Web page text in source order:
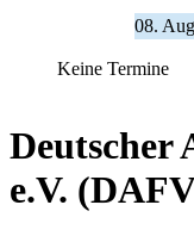
08.
Keine Termine
Deutscher
e.V.